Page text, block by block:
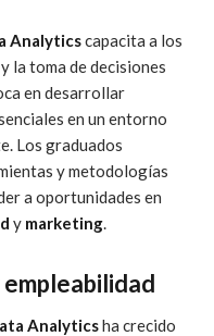
Analyticscapacita a los
la toma de decisiones
en desarrollar
en un entorno
Los graduados
y metodologías
a oportunidades en
y marketing.
Analyticsha crecido